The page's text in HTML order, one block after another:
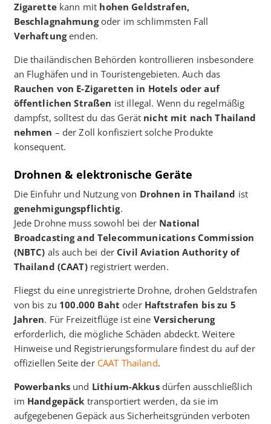
Zigarettekann mit hohen Geldstrafen,
Beschlagnahmungoder im schlimmsten Fall
Verhaftungenden.
Die thailändischen Behörden kontrollieren insbesondere
an Flughäfen und in Touristengebieten. Auch das
Rauchen von E-Zigaretten in Hotels oder auf
öffentlichen Straßen ist illegal. Wenn du regelmäßig
dampfst, solltest du das Gerät nicht mit nach Thailand
nehmen – der Zoll konfisziert solche Produkte
konsequent.
Drohnen & elektronische Geräte
Die Einfuhr und Nutzung von Drohnen in Thailand ist
genehmigungspflichtig.
Jede Drohne muss sowohl bei der National
Broadcasting and Telecommunications Commission
(NBTC) als auch bei der Civil Aviation Authority of
Thailand (CAAT)registriert werden.
Fliegst du eine unregistrierte Drohne, drohen Geldstrafen
von bis zu 100.000 Baht oder Haftstrafen bis zu 5
Jahren. Für Freizeitflüge ist eine Versicherung
erforderlich, die mögliche Schäden abdeckt. Weitere
Hinweise und Registrierungsformulare findest du auf der
offiziellen Seite der CAAT Thailand.
Powerbanks und Lithium-Akkusdürfen ausschließlich
im Handgepäck transportiert werden, da sie im
aufgegebenen Gepäck aus Sicherheitsgründen verboten